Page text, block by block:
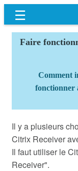
☰
Faire
Comment
fonctionner
Il y a plusieurs
Citrix Receiver
Il faut utiliser le
Receiver".